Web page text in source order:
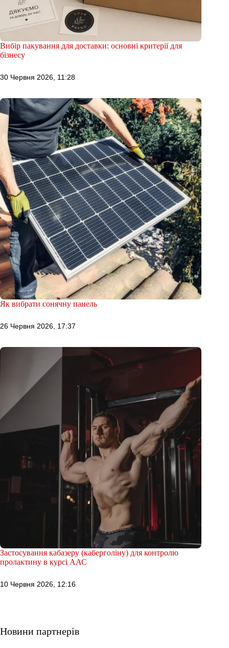
Вибір пакування для доставки: основні критерії для
бізнесу
30 Червня 2026, 11:28
Як вибрати сонячну панель
26 Червня 2026, 17:37
Застосування кабазеру (каберголіну) для контролю
пролактину в курсі ААС
10 Червня 2026, 12:16
Новини партнерів